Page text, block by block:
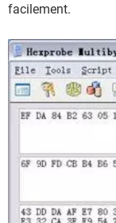
facilement.